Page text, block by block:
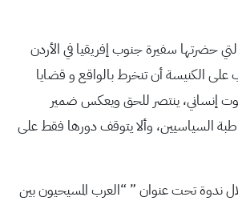
حضرتها سفيرة جنوب إفريقيا في الأردن
على الكنيسة أن تنخرط بالواقع و قضايا
إنساني، ينتصر للحق ويعكس ضمير
السياسيين، وألا يتوقف دورها فقط على
ندوة تحت عنوان ” “العرب المسيحيون بين